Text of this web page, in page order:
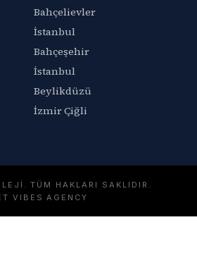
Bahçelievler
İstanbul
Bahçeşehir
İstanbul
Beylikdüzü
İzmir Çiğli
TÜM HAKLARI SAKLIDIR.
VIBES AGENCY